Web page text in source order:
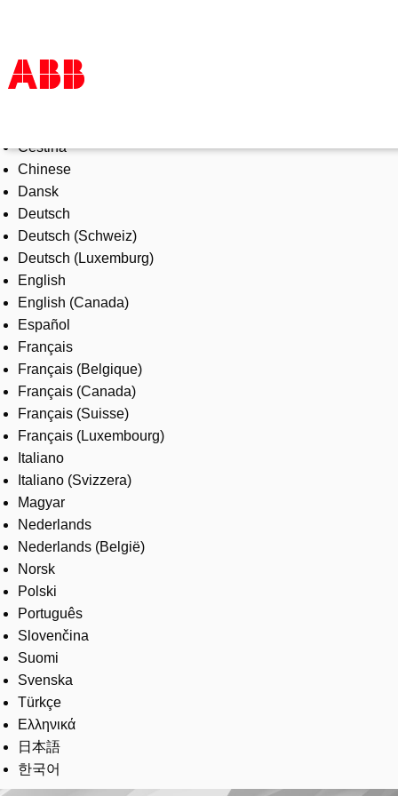
Products & Solutions
Industries
Services
About us
Where to buy
Contact us
Careers
Čeština
Chinese
Dansk
Deutsch
Deutsch (Schweiz)
Deutsch (Luxemburg)
English
English (Canada)
Español
Français
Français (Belgique)
Français (Canada)
Français (Suisse)
Français (Luxembourg)
Italiano
Italiano (Svizzera)
Magyar
Nederlands
Nederlands (België)
Norsk
Polski
Português
Slovenčina
Suomi
Svenska
Türkçe
Ελληνικά
日本語
한국어